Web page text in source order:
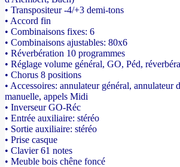
• Transpositeur -4/+3 demi-tons
• Accord fin
• Combinaisons fixes: 6
• Combinaisons ajustables: 80x6
• Réverbération 10 programmes
• Réglage volume général, GO, Péd,
• Chorus 8 positions
• Accessoires: annulateur général, annulateur
manuelle, appels Midi
• Inverseur GO-Réc
• Entrée auxiliaire: stéréo
• Sortie auxiliaire: stéréo
• Prise casque
• Clavier 61 notes
• Meuble bois chêne foncé